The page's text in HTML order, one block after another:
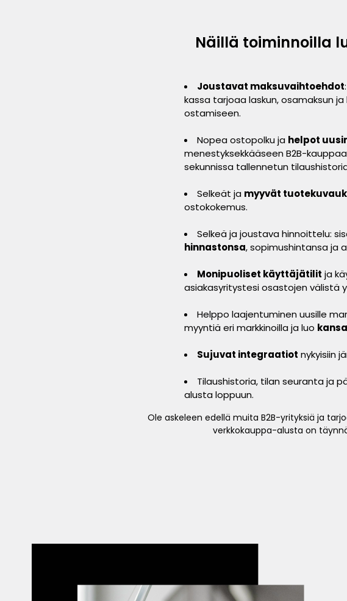
Näillä toiminnoilla
Joustavat maksuvaihtoehdot
kassa tarjoaa laskun, osamaksun
ostamiseen.
Nopea ostopolku ja helpot
menestyksekkääseen B2B-
sekunnissa tallennetun
Selkeät ja myyvät
ostokokemus.
Selkeä ja joustava hinnoittelu:
hinnastonsa, sopimushintansa ja
Monipuoliset käyttäjätilit ja
asiakasyritystesi osastojen välistä
Helppo laajentuminen uusille
myyntiä eri markkinoilla ja luo
Sujuvat integraatiot nykyisiin
Tilaushistoria, tilan seuranta ja
alusta loppuun.
Ole askeleen edellä muita B2B-yrityksiä ja
verkkokauppa-alusta on